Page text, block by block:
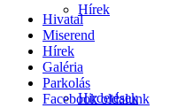
Hírek
Hirdetések
Hivatal
Miserend
Hírek
Galéria
Parkolás
Facebook oldalunk